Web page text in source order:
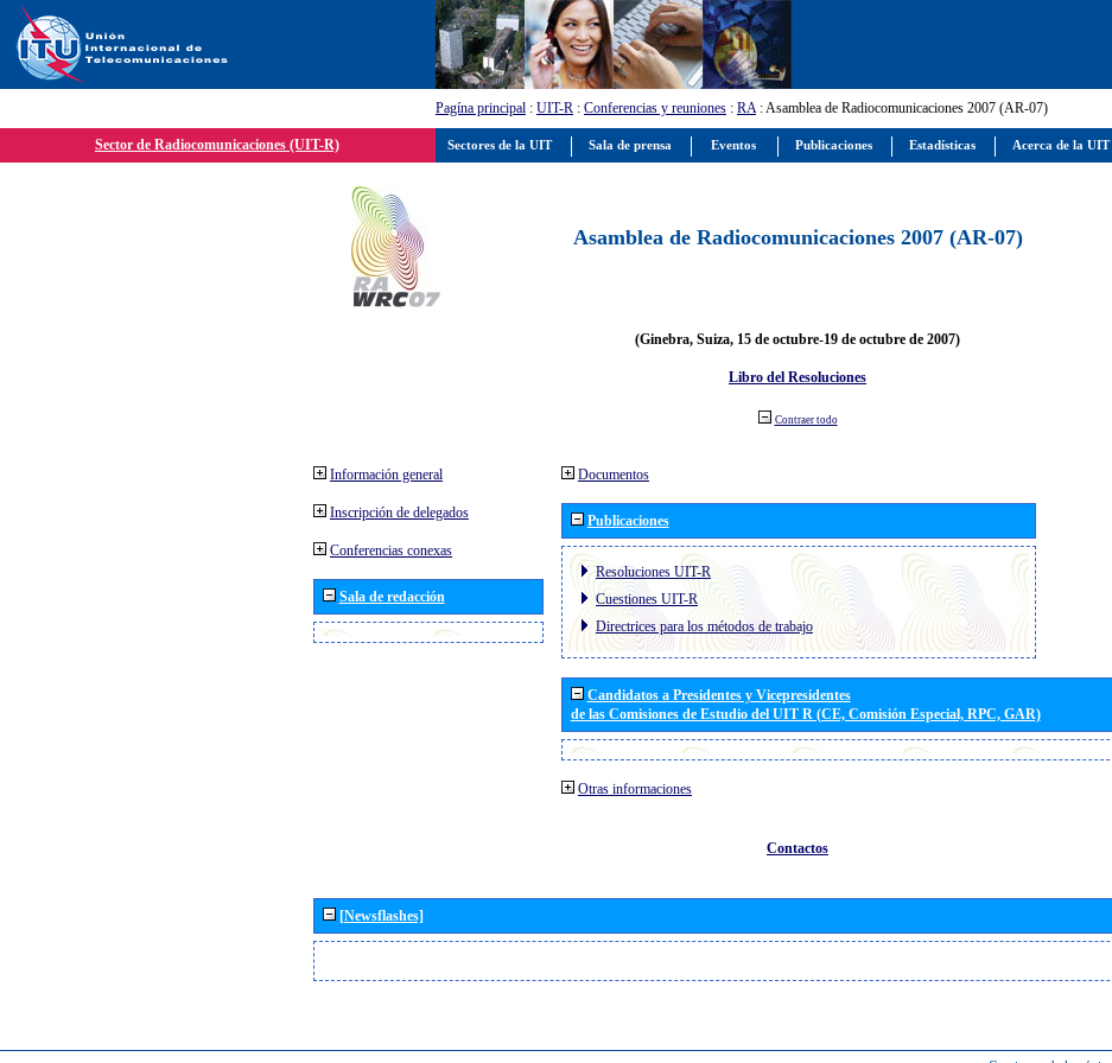
Pagína principal : UIT-R : Conferencias y reuniones : RA: Asamblea de Radiocomunicaciones 2007 (AR-07)
Sector de Radiocomunicaciones (UIT-R)
Asamblea de Radiocomunicaciones 2007 (AR-07)
(Ginebra, Suiza, 15 de octubre-19 de octubre de 2007)
Libro del Resoluciones
Contraer todo
Información general
Inscripción de delegados
Conferencias conexas
Sala de redacción
Documentos
Publicaciones
Resoluciones UIT-R
Cuestiones UIT-R
Directrices para los métodos de trabajo
Candidatos a Presidentes y Vicepresidentes
de las Comisiones de Estudio del UIT R (CE, Comisión Especial, RPC, GAR)
Otras informaciones
Contactos
[Newsflashes]
Sectores de la UIT Sala de prensa Eventos Publicaciones Estadísticas Acerca de la UIT